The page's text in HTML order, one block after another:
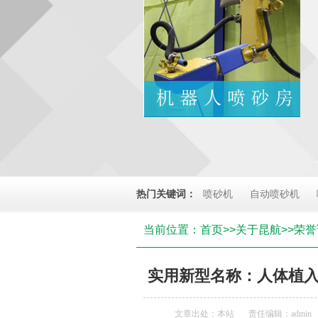
热门关键词： 喷砂机 自动喷砂机
当前位置： 首页>>关于昆航>>荣
实用新型名称：人体植
文章出处：本站 责任编辑：admin